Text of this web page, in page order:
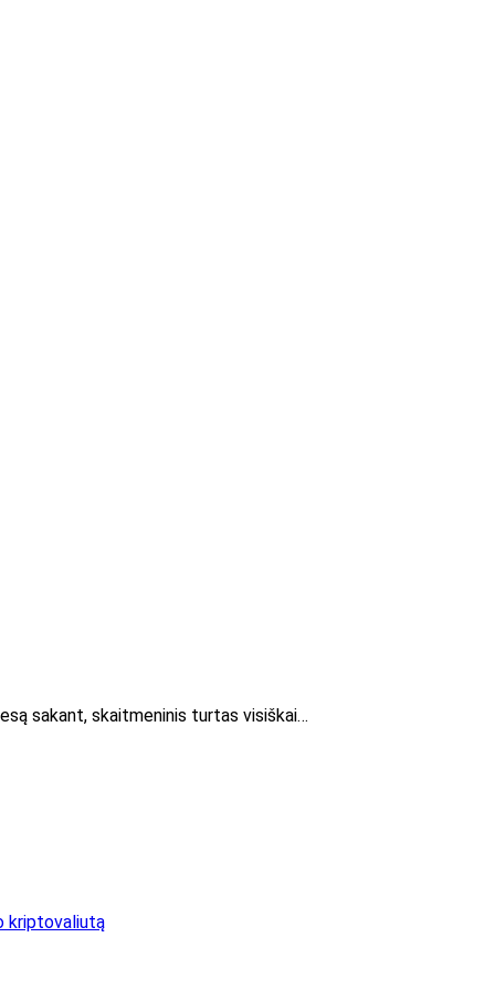
sakant, skaitmeninis turtas visiškai…
kriptovaliutą